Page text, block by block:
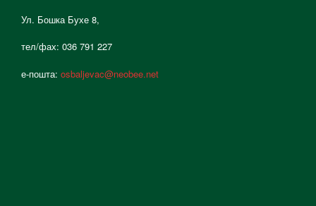
Ул. Бошка Бухе 8,
тел/фах: 036 791 227
е-пошта: osbaljevac@neobee.net